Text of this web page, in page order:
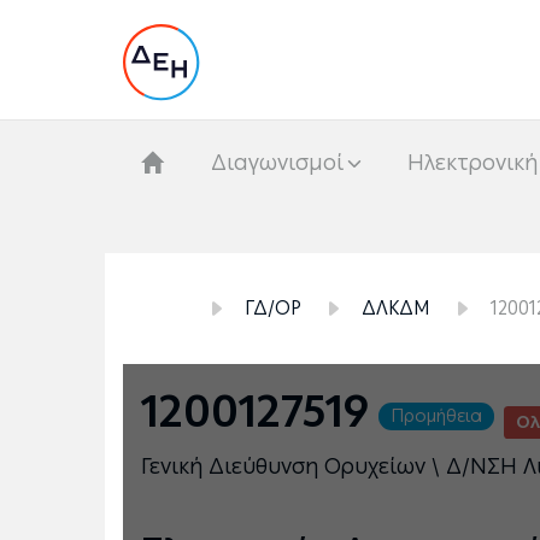
Διαγωνισμοί
ΓΔ/ΟΡ ΔΛΚΔΜ
1200127519 Προμήθεια
Γενική Διεύθυνση Ορυχείων \ Δ/ΝΣΗ